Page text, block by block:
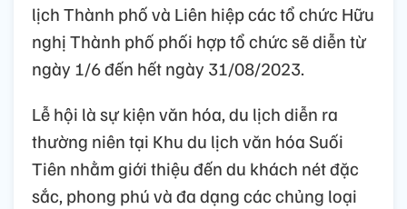
lịch Thành phố và Liên hiệp các tổ chức Hữu
nghị Thành phố phối hợp tổ chức sẽ diễn từ
ngày 1/6 đến hết ngày 31/08/2023.
Lễ hội là sự kiện văn hóa, du lịch diễn ra
thường niên tại Khu du lịch văn hóa Suối
Tiên nhằm giới thiệu đến du khách nét đặc
sắc, phong phú và đa dạng các chủng loại